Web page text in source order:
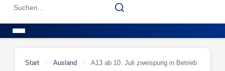
Search
Search
Start / Ausland / A13 ab 10. Juli zweispurig in Betrieb